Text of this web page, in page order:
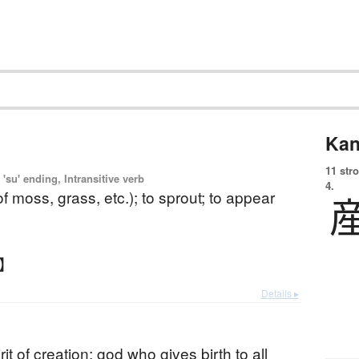
ending, Intransitive verb
moss, grass, etc.); to sprout; to appear
Details ▸
of creation; god who gives birth to all
11
4.